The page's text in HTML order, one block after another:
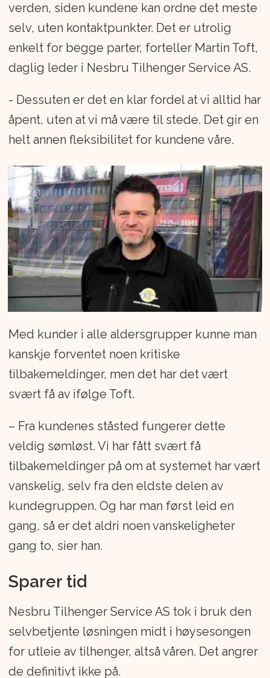
verden, siden kundene kan ordne det meste
selv, uten kontaktpunkter. Det er utrolig
enkelt for begge parter, forteller Martin Toft,
daglig leder i Nesbru Tilhenger Service AS.
- Dessuten er det en klar fordel at vi alltid har
åpent, uten at vi må være til stede. Det gir en
helt annen fleksibilitet for kundene våre.
Med kunder i alle aldersgrupper kunne man
kanskje forventet noen kritiske
tilbakemeldinger, men det har det vært
svært få av ifølge Toft.
– Fra kundenes ståsted fungerer dette
veldig sømløst. Vi har fått svært få
tilbakemeldinger på om at systemet har vært
vanskelig, selv fra den eldste delen av
kundegruppen. Og har man først leid en
gang, så er det aldri noen vanskeligheter
gang to, sier han.
Sparer tid
Nesbru Tilhenger Service AS tok i bruk den
selvbetjente løsningen midt i høysesongen
for utleie av tilhenger, altså våren. Det angrer
de definitivt ikke på.